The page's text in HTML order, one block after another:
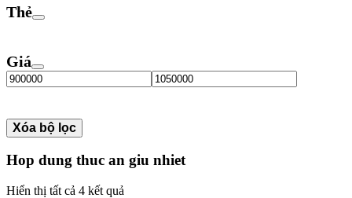
Thẻ
Giá
Xóa bộ lọc
Hop dung thuc an giu nhiet
Hiển thị tất cả 4 kết quả